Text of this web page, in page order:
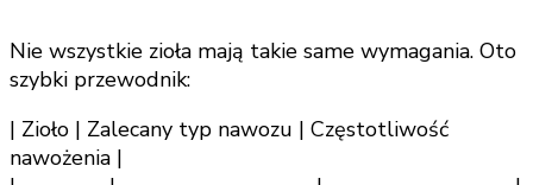
Nie wszystkie zioła mają takie same wymagania. Oto
szybki przewodnik:
| Zioło | Zalecany typ nawozu | Częstotliwość
nawożenia |